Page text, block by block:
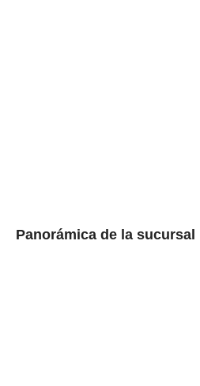
Panorámica de la sucursal